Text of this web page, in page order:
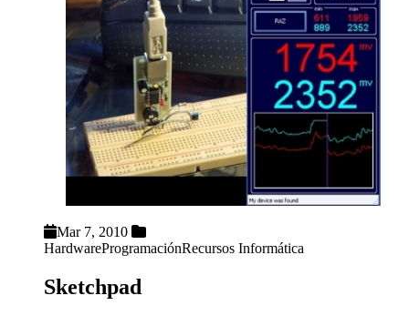
Mar 7, 2010
HardwareProgramaciónRecursos Informática
Sketchpad